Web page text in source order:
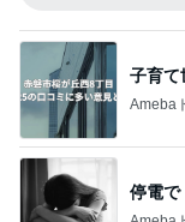
子育て
Ameba
停電で